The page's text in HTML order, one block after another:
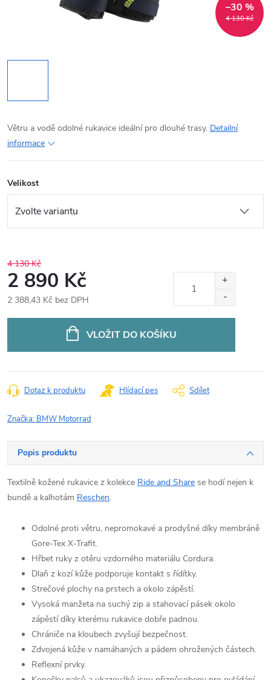
4 130 Kč
–30 %
Větru a vodě odolné rukavice ideální pro dlouhé trasy. Detailní
informace
Velikost
4 130 Kč
2 890 Kč
2 388,43 Kč bez DPH
VLOŽIT DO KOŠÍKU
Dotaz k produktu Hlídací pes Sdílet
Značka: BMW Motorrad
Popis produktu
Textilně kožené rukavice z kolekce Ride and Share se hodí nejen k
bundě a kalhotám Reschen.
Odolné proti větru, nepromokavé a prodyšné díky membráně
Gore-Tex X-Trafit.
Hřbet ruky z otěru vzdorného materiálu Cordura.
Dlaň z kozí kůže podporuje kontakt s řídítky.
Strečové plochy na prstech a okolo zápěstí.
Vysoká manžeta na suchý zip a stahovací pásek okolo
zápěstí díky kterému rukavice dobře padnou.
Chrániče na kloubech zvyšují bezpečnost.
Zdvojená kůže v namáhaných a pádem ohrožených částech.
Reflexní prvky.